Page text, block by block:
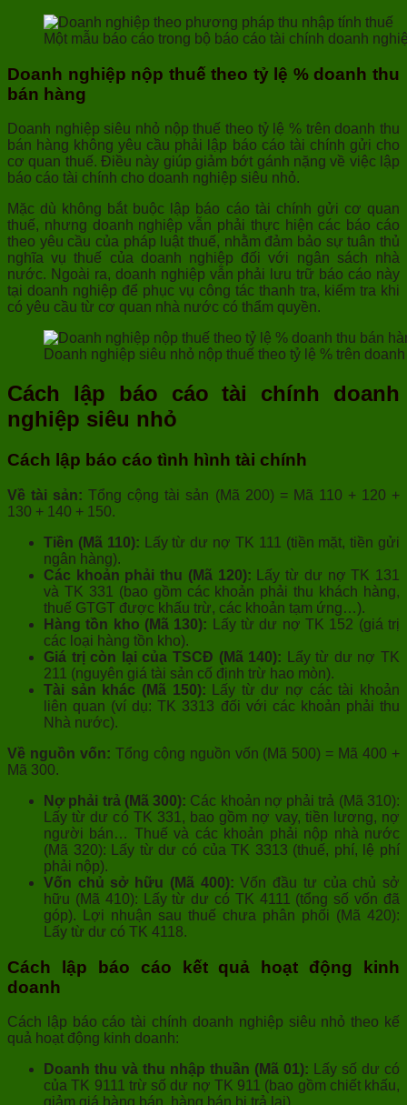
Một mẫu báo cáo trong bộ báo cáo tài chính doanh
Doanh nghiệp nộp thuế theo tỷ lệ % doanh thu
bán hàng
Doanh nghiệp siêu nhỏ nộp thuế theo tỷ lệ % trên doanh thu
bán hàng không yêu cầu phải lập báo cáo tài chính gửi cho
cơ quan thuế. Điều này giúp giảm bớt gánh nặng về việc lập
báo cáo tài chính cho doanh nghiệp siêu nhỏ.
Mặc dù không bắt buộc lập báo cáo tài chính gửi cơ quan
thuế, nhưng doanh nghiệp vẫn phải thực hiện các báo cáo
theo yêu cầu của pháp luật thuế, nhằm đảm bảo sự tuân thủ
nghĩa vụ thuế của doanh nghiệp đối với ngân sách nhà
nước. Ngoài ra, doanh nghiệp vẫn phải lưu trữ báo cáo này
tại doanh nghiệp để phục vụ công tác thanh tra, kiểm tra khi
có yêu cầu từ cơ quan nhà nước có thẩm quyền.
Doanh nghiệp siêu nhỏ nộp thuế theo tỷ lệ % trên
Cách lập báo cáo tài chính doanh
nghiệp siêu nhỏ
Cách lập báo cáo tình hình tài chính
Về tài sản:Tổng cộng tài sản (Mã 200) = Mã 110 + 120 +
130 + 140 + 150.
Tiền (Mã 110): Lấy từ dư nợ TK 111 (tiền mặt, tiền gửi
ngân hàng).
Các khoản phải thu (Mã 120): Lấy từ dư nợ TK 131
và TK 331 (bao gồm các khoản phải thu khách hàng,
thuế GTGT được khấu trừ, các khoản tạm ứng…).
Hàng tồn kho (Mã 130): Lấy từ dư nợ TK 152 (giá trị
các loại hàng tồn kho).
Giá trị còn lại của TSCĐ (Mã 140): Lấy từ dư nợ TK
211 (nguyên giá tài sản cố định trừ hao mòn).
Tài sản khác (Mã 150): Lấy từ dư nợ các tài khoản
liên quan (ví dụ: TK 3313 đối với các khoản phải thu
Nhà nước).
Về nguồn vốn: Tổng cộng nguồn vốn (Mã 500) = Mã 400 +
Mã 300.
Nợ phải trả (Mã 300): Các khoản nợ phải trả (Mã 310):
Lấy từ dư có TK 331, bao gồm nợ vay, tiền lương, nợ
người bán… Thuế và các khoản phải nộp nhà nước
(Mã 320): Lấy từ dư có của TK 3313 (thuế, phí, lệ phí
phải nộp).
Vốn chủ sở hữu (Mã 400): Vốn đầu tư của chủ sở
hữu (Mã 410): Lấy từ dư có TK 4111 (tổng số vốn đã
góp). Lợi nhuận sau thuế chưa phân phối (Mã 420):
Lấy từ dư có TK 4118.
Cách lập báo cáo kết quả hoạt động kinh
doanh
Cách lập báo cáo tài chính doanh nghiệp siêu nhỏ theo kế
quả hoạt động kinh doanh:
Doanh thu và thu nhập thuần (Mã 01): Lấy số dư có
của TK 9111 trừ số dư nợ TK 911 (bao gồm chiết khấu,